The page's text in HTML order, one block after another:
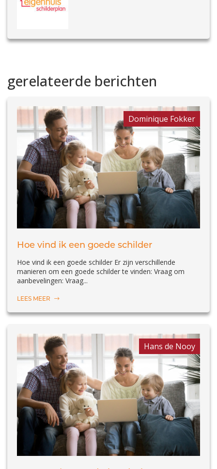
gerelateerde berichten
Dominique Fokker
Hoe vind ik een goede schilder
Hoe vind ik een goede schilder Er zijn verschillende
manieren om een goede schilder te vinden: Vraag om
aanbevelingen: Vraag...
LEES MEER
Hans de Nooy